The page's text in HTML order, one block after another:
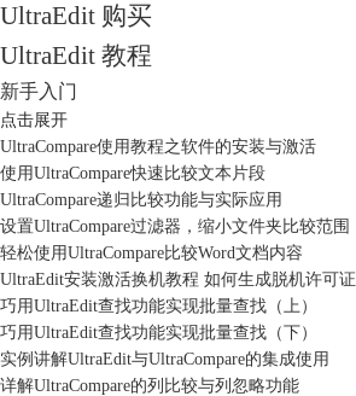
UltraEdit 购买
UltraEdit 教程
新手入门
点击展开
UltraCompare使用教程之软件的安装与激活
使用UltraCompare快速比较文本片段
UltraCompare递归比较功能与实际应用
设置UltraCompare过滤器，缩小文件夹比较范围
轻松使用UltraCompare比较Word文档内容
UltraEdit安装激活换机教程 如何生成脱机许可证
巧用UltraEdit查找功能实现批量查找（上）
巧用UltraEdit查找功能实现批量查找（下）
实例讲解UltraEdit与UltraCompare的集成使用
详解UltraCompare的列比较与列忽略功能